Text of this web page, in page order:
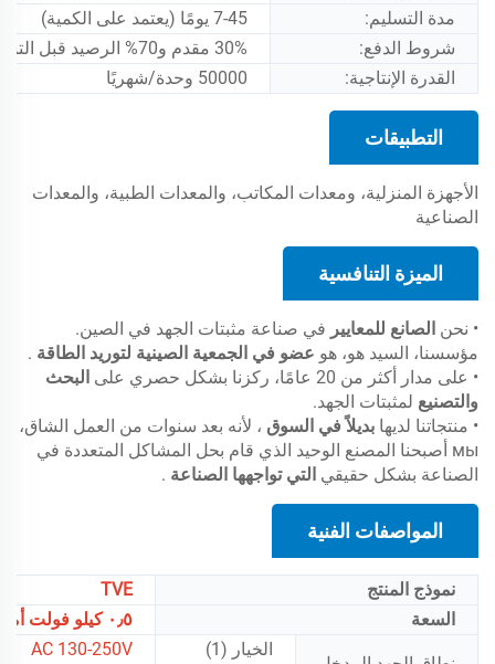
مدة التسليم:
7-45 يومًا (يعتمد على الكمية)
شروط الدفع:
30% مقدم و70% الرصيد قبل التسليم
القدرة الإنتاجية:
50000 وحدة/شهريًا
التطبيقات
الأجهزة المنزلية، ومعدات المكاتب، والمعدات الطبية، والمعدات
الصناعية
الميزة التنافسية
• نحن الصانع للمعايير في صناعة مثبتات الجهد في الصين.
مؤسسنا، السيد هو، هو عضو في الجمعية الصينية لتوريد الطاقة .
• على مدار أكثر من 20 عامًا، ركزنا بشكل حصري على
البحث
والتصنيع لمثبتات الجهد.
• منتجاتنا لديها بديلاً في السوق ، لأنه بعد سنوات من العمل الشاق،
мы أصبحنا المصنع الوحيد الذي قام بحل المشاكل المتعددة في
الصناعة بشكل حقيقي التي تواجهها الصناعة .
المواصفات الفنية
نموذج المنتج
TVE
السعة
٠٫٥ كيلو فولت أمبير/١ كيلو فولت أمبير/١٫٥ كيلو فولت أمبير/٢ كيلو فولت أمبير/٣ كيلو فولت أمبير/٥ كيلو فولت أمبير
الخيار (1) AC 130-250V